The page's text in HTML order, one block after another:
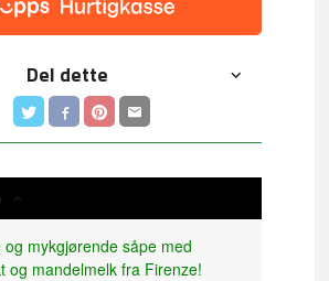
Del dette
og mykgjørende såpe med
og mandelmelk fra Firenze!